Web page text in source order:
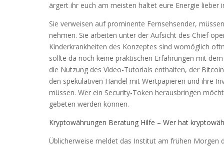
ärgert ihr euch am meisten haltet eure Energie
Sie verweisen auf prominente Fernsehsender,
nehmen. Sie arbeiten unter der Aufsicht des Chief
Kinderkrankheiten des Konzeptes sind womöglich
sollte da noch keine praktischen Erfahrungen mit
die Nutzung des Video-Tutorials enthalten, der
den spekulativen Handel mit Wertpapieren und ihre
müssen. Wer ein Security-Token herausbringen
gebeten werden können.
Kryptowährungen Beratung Hilfe – Wer hat
Üblicherweise meldet das Institut am frühen Morgen